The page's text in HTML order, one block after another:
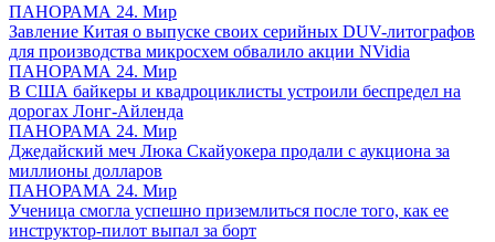
ПАНОРАМА 24. Мир
Завление Китая о выпуске своих серийных DUV-литографов
для производства микросхем обвалило акции NVidia
ПАНОРАМА 24. Мир
В США байкеры и квадроциклисты устроили беспредел на
дорогах Лонг-Айленда
ПАНОРАМА 24. Мир
Джедайский меч Люка Скайуокера продали с аукциона за
миллионы долларов
ПАНОРАМА 24. Мир
Ученица смогла успешно приземлиться после того, как ее
инструктор-пилот выпал за борт